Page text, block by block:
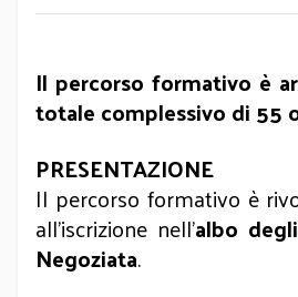
Il percorso formativo è
totale complessivo di 55
PRESENTAZIONE
Il percorso formativo è
all’iscrizione nell’albo
Negoziata.